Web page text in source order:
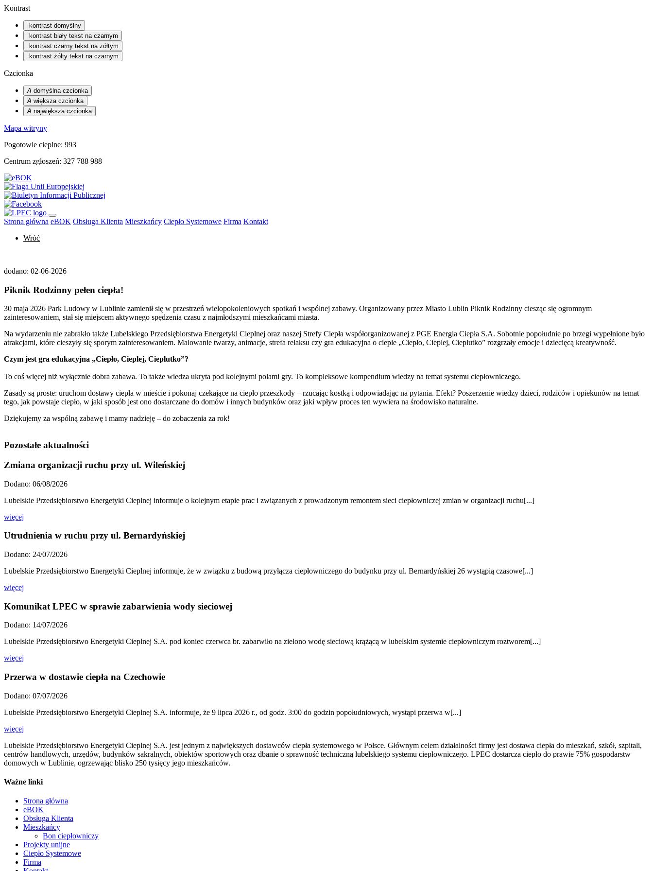
Kontrast
kontrast domyślny
kontrast biały tekst na czarnym
kontrast czarny tekst na żółtym
kontrast żółty tekst na czarnym
Czcionka
A domyślna czcionka
A większa czcionka
A największa czcionka
Mapa witryny
Pogotowie cieplne: 993
Centrum zgłoszeń: 327 788 988
Strona główna eBOK Obsługa Klienta Mieszkańcy Ciepło Systemowe Firma Kontakt
Wróć
dodano: 02-06-2026
Piknik Rodzinny pełen ciepła!
30 maja 2026 Park Ludowy w Lublinie zamienił się w przestrzeń wielopokoleniowych spotkań i wspólnej zabawy. Organizowany przez Miasto Lublin Piknik Rodzinny ciesząc się ogromnym
zainteresowaniem, stał się miejscem aktywnego spędzenia czasu z najmłodszymi mieszkańcami miasta.
Na wydarzeniu nie zabrakło także Lubelskiego Przedsiębiorstwa Energetyki Cieplnej oraz naszej Strefy Ciepła współorganizowanej z PGE Energia Ciepła S.A. Sobotnie popołudnie po brzegi wypełnione było
atrakcjami, które cieszyły się sporym zainteresowaniem. Malowanie twarzy, animacje, strefa relaksu czy gra edukacyjna o cieple „Ciepło, Cieplej, Cieplutko” rozgrzały emocje i dziecięcą kreatywność.
Czym jest gra edukacyjna „Ciepło, Cieplej, Cieplutko”?
To coś więcej niż wyłącznie dobra zabawa. To także wiedza ukryta pod kolejnymi polami gry. To kompleksowe kompendium wiedzy na temat systemu ciepłowniczego.
Zasady są proste: uruchom dostawy ciepła w mieście i pokonaj czekające na ciepło przeszkody – rzucając kostką i odpowiadając na pytania. Efekt? Poszerzenie wiedzy dzieci, rodziców i opiekunów na temat
tego, jak powstaje ciepło, w jaki sposób jest ono dostarczane do domów i innych budynków oraz jaki wpływ proces ten wywiera na środowisko naturalne.
Dziękujemy za wspólną zabawę i mamy nadzieję – do zobaczenia za rok!
Pozostałe aktualności
Zmiana organizacji ruchu przy ul. Wileńskiej
Dodano: 06/08/2026
Lubelskie Przedsiębiorstwo Energetyki Cieplnej informuje o kolejnym etapie prac i związanych z prowadzonym remontem sieci ciepłowniczej zmian w organizacji ruchu[...]
więcej
Utrudnienia w ruchu przy ul. Bernardyńskiej
Dodano: 24/07/2026
Lubelskie Przedsiębiorstwo Energetyki Cieplnej informuje, że w związku z budową przyłącza ciepłowniczego do budynku przy ul. Bernardyńskiej 26 wystąpią czasowe[...]
więcej
Komunikat LPEC w sprawie zabarwienia wody sieciowej
Dodano: 14/07/2026
Lubelskie Przedsiębiorstwo Energetyki Cieplnej S.A. pod koniec czerwca br. zabarwiło na zielono wodę sieciową krążącą w lubelskim systemie ciepłowniczym roztworem[...]
więcej
Przerwa w dostawie ciepła na Czechowie
Dodano: 07/07/2026
Lubelskie Przedsiębiorstwo Energetyki Cieplnej S.A. informuje, że 9 lipca 2026 r., od godz. 3:00 do godzin popołudniowych, wystąpi przerwa w[...]
więcej
Lubelskie Przedsiębiorstwo Energetyki Cieplnej S.A. jest jednym z największych dostawców ciepła systemowego w Polsce. Głównym celem działalności firmy jest dostawa ciepła do mieszkań, szkół, szpitali,
centrów handlowych, urzędów, budynków sakralnych, obiektów sportowych oraz dbanie o sprawność techniczną lubelskiego systemu ciepłowniczego. LPEC dostarcza ciepło do prawie 75% gospodarstw
domowych w Lublinie, ogrzewając blisko 250 tysięcy jego mieszkańców.
Ważne linki
Strona główna
eBOK
Obsługa Klienta
Mieszkańcy
Bon ciepłowniczy
Projekty unijne
Ciepło Systemowe
Firma